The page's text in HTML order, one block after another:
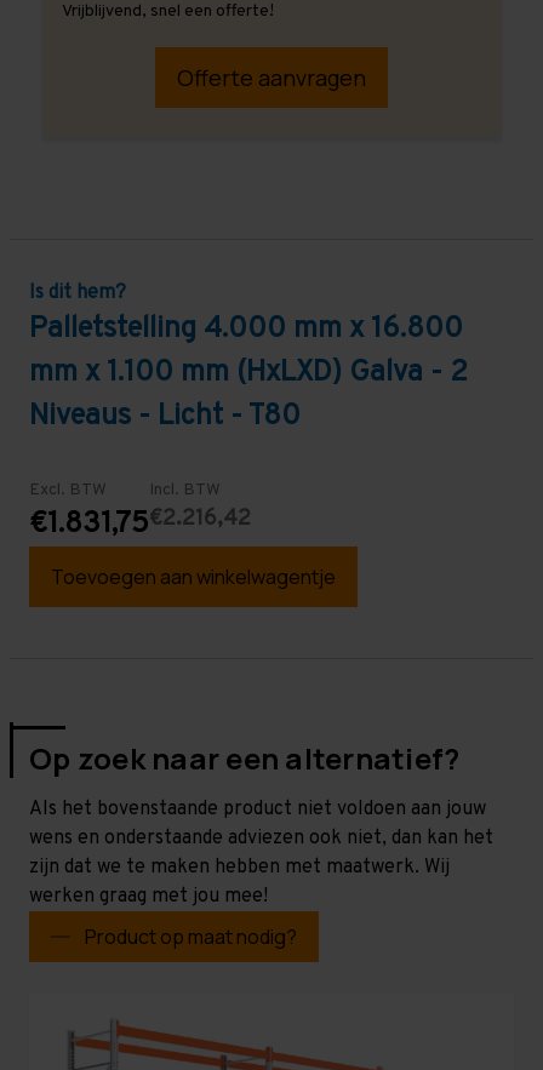
Vrijblijvend, snel een offerte!
Offerte aanvragen
Is dit hem?
Palletstelling 4.000 mm x 16.800
mm x 1.100 mm (HxLXD) Galva - 2
Niveaus - Licht - T80
Excl. BTW
€1.831,75
Incl. BTW
€2.216,42
Toevoegen aan winkelwagentje
Op zoek naar een alternatief?
Als het bovenstaande product niet voldoen aan jouw
wens en onderstaande adviezen ook niet, dan kan het
zijn dat we te maken hebben met maatwerk. Wij
werken graag met jou mee!
Product op maat nodig?